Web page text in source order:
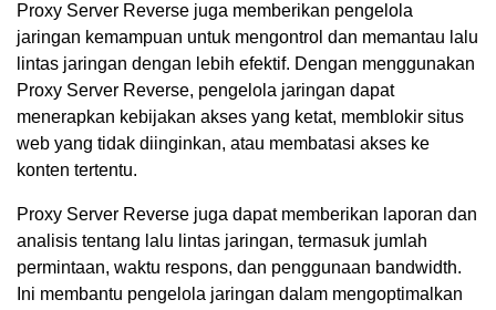
Proxy Server Reverse juga memberikan pengelola
jaringan kemampuan untuk mengontrol dan memantau lalu
lintas jaringan dengan lebih efektif. Dengan menggunakan
Proxy Server Reverse, pengelola jaringan dapat
menerapkan kebijakan akses yang ketat, memblokir situs
web yang tidak diinginkan, atau membatasi akses ke
konten tertentu.
Proxy Server Reverse juga dapat memberikan laporan dan
analisis tentang lalu lintas jaringan, termasuk jumlah
permintaan, waktu respons, dan penggunaan bandwidth.
Ini membantu pengelola jaringan dalam mengoptimalkan